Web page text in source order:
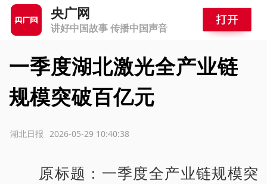
央广网
讲好中国故事 传播中国声音
一季度湖北激光全产业链
规模突破百亿元
2026-05-29 10:40:38
湖北日报
原标题：一季度全产业链规模突